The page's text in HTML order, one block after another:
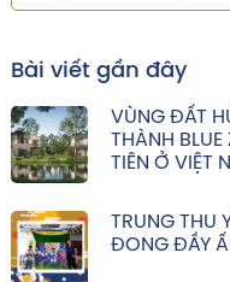
Bài viết gần đây
VÙNG ĐẤT
THÀNH
TIÊN Ở VIỆT
TRUNG THU
ĐONG ĐẦY